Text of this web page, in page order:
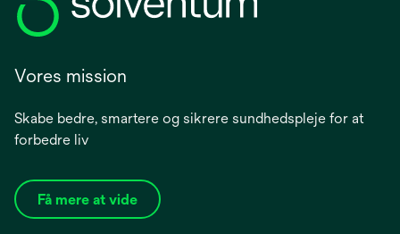
Vores mission
Skabe bedre, smartere og sikrere sundhedspleje for at
forbedre liv
Få mere at vide